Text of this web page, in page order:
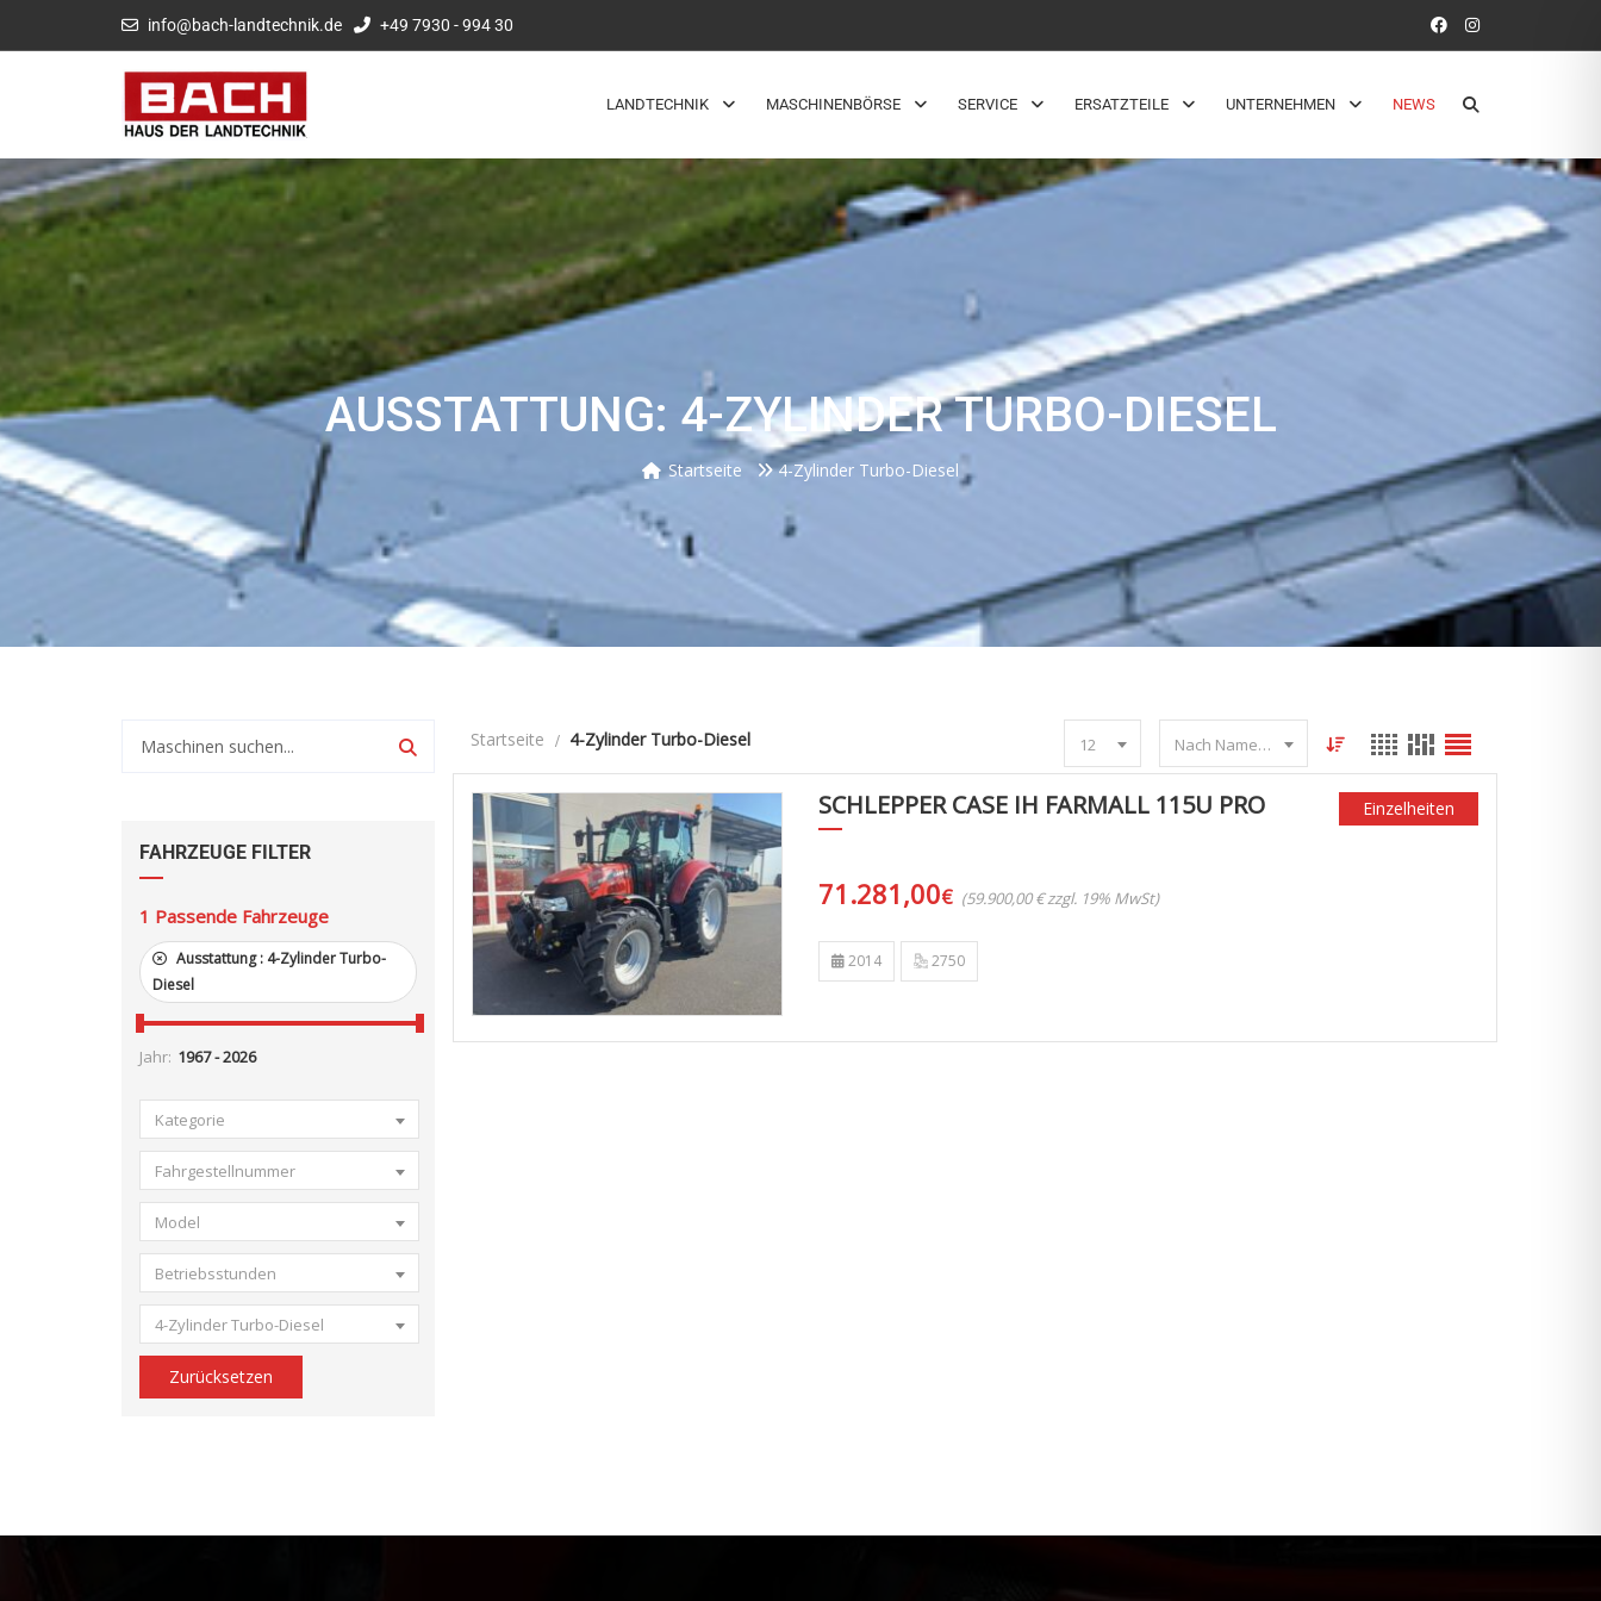
info@bach-landtechnik.de +49 7930 - 994 30
LANDTECHNIK MASCHINENBÖRSE SERVICE ERSATZTEILE UNTERNEHMEN NEWS
AUSSTATTUNG: 4-ZYLINDER TURBO-DIESEL
Startseite 4-Zylinder Turbo-Diesel
FAHRZEUGE FILTER
1 Passende Fahrzeuge
Ausstattung : 4-Zylinder Turbo-
Diesel
Jahr:
Kategorie
Fahrgestellnummer
Model
Betriebsstunden
4-Zylinder Turbo-Diesel
Zurücksetzen
Startseite 4-Zylinder Turbo-Diesel 12 Nach Name sortieren
SCHLEPPER CASE IH FARMALL 115U PRO
71.281,00€ (59.900,00 € zzgl. 19% MwSt)
Einzelheiten
2014 2750